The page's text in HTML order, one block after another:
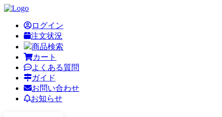
ログイン
注文状況
商品検索
カート
よくある質問
ガイド
お問い合わせ
お知らせ